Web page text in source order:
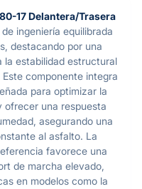
17 Delantera/Trasera
ingeniería equilibrada
destacando por una
estabilidad estructural
componente integra
para optimizar la
ofrecer una respuesta
asegurando una
al asfalto. La
favorece una
de marcha elevado,
en modelos como la